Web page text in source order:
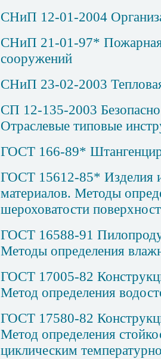
СНиП 12-01-2004
СНиП 21-01-97* Пожарная
сооружений
СНиП 23-02-2003
СП 12-135-2003
Отраслевые типовые
ГОСТ 166-89*
ГОСТ 15612-85* Изделия
материалов. Методы
шероховатости
ГОСТ 16588-91
Методы определения
ГОСТ 17005-82
Метод определения
ГОСТ 17580-82
Метод определения
циклическим